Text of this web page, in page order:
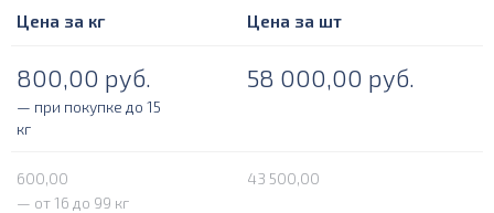
Цена за кг Цена за шт
800,00 руб. 58 000,00 руб.
— при покупке до 15
кг
600,00
43 500,00
— от 16 до 99 кг